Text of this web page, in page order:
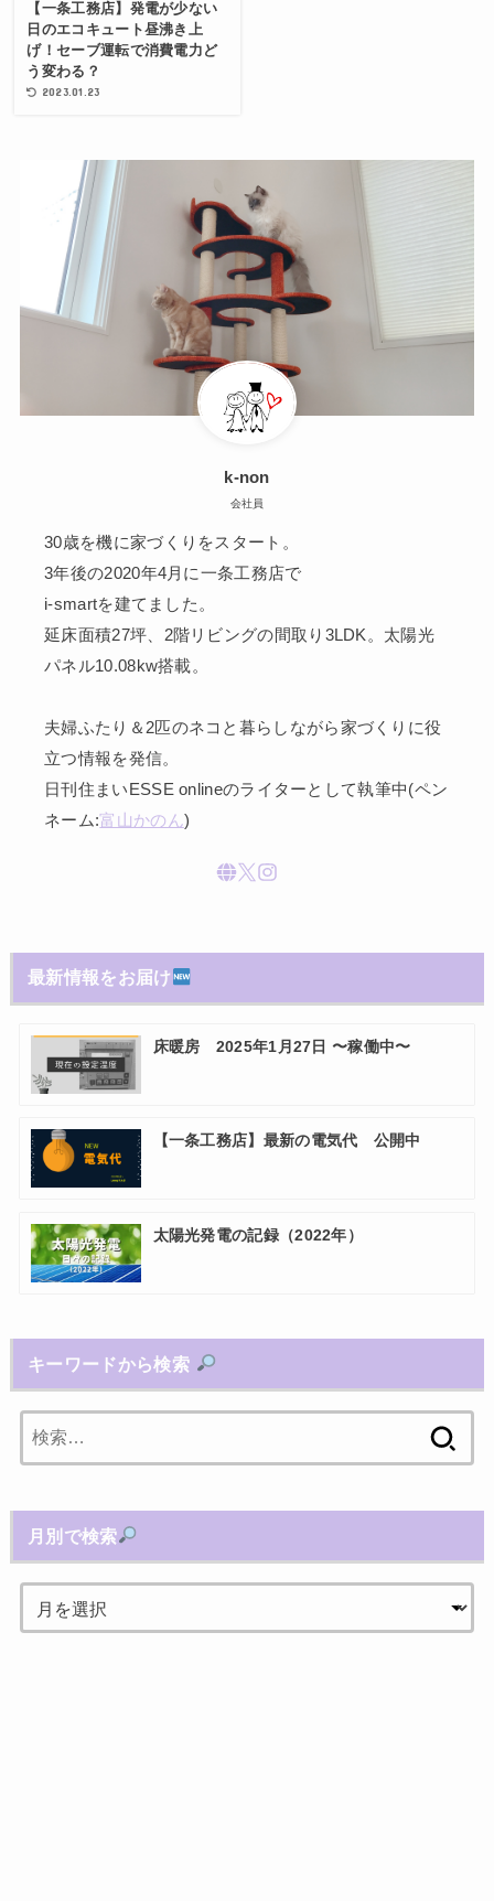
【一条工務店】発電が少ない
日のエコキュート昼沸き上
げ！セーブ運転で消費電力ど
う変わる？
2023.01.23
k-non
会社員
30歳を機に家づくりをスタート。
3年後の2020年4月に一条工務店で
i-smartを建てました。
延床面積27坪、2階リビングの間取り3LDK。太陽光
パネル10.08kw搭載。
夫婦ふたり＆2匹のネコと暮らしながら家づくりに役
立つ情報を発信。
日刊住まいESSE onlineのライターとして執筆中(ペン
ネーム:富山かのん)
最新情報をお届け
床暖房 2025年1月27日 〜稼働中〜
【一条工務店】最新の電気代 公開中
太陽光発電の記録（2022年）
キーワードから検索
索:
月別で検索